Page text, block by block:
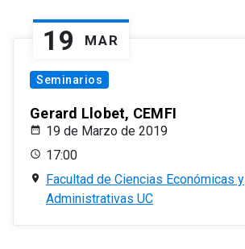
19 MAR
Seminarios
Gerard Llobet, CEMFI
19 de Marzo de 2019
17:00
Facultad de Ciencias Económicas y
Administrativas UC